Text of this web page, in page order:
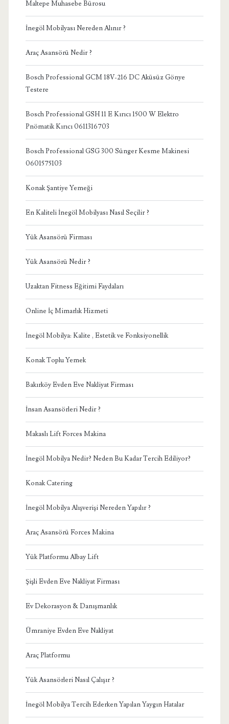
Maltepe Muhasebe Bürosu
İnegöl Mobilyası Nereden Alınır ?
Araç Asansörü Nedir ?
Bosch Professional GCM 18V-216 DC Aküsüz Gönye
Testere
Bosch Professional GSH 11 E Kırıcı 1500 W Elektro
Pnömatik Kırıcı 0611316703
Bosch Professional GSG 300 Sünger Kesme Makinesi
0601575103
Konak Şantiye Yemeği
En Kaliteli İnegöl Mobilyası Nasıl Seçilir ?
Yük Asansörü Firması
Yük Asansörü Nedir ?
Uzaktan Fitness Eğitimi Faydaları
Online İç Mimarlık Hizmeti
İnegöl Mobilya: Kalite , Estetik ve Fonksiyonellik
Konak Toplu Yemek
Bakırköy Evden Eve Nakliyat Firması
İnsan Asansörleri Nedir ?
Makaslı Lift Forces Makina
İnegöl Mobilya Nedir? Neden Bu Kadar Tercih Ediliyor?
Konak Catering
İnegöl Mobilya Alışverişi Nereden Yapılır ?
Araç Asansörü Forces Makina
Yük Platformu Albay Lift
Şişli Evden Eve Nakliyat Firması
Ev Dekorasyon & Danışmanlık
Ümraniye Evden Eve Nakliyat
Araç Platformu
Yük Asansörleri Nasıl Çalışır ?
İnegöl Mobilya Tercih Ederken Yapılan Yaygın Hatalar